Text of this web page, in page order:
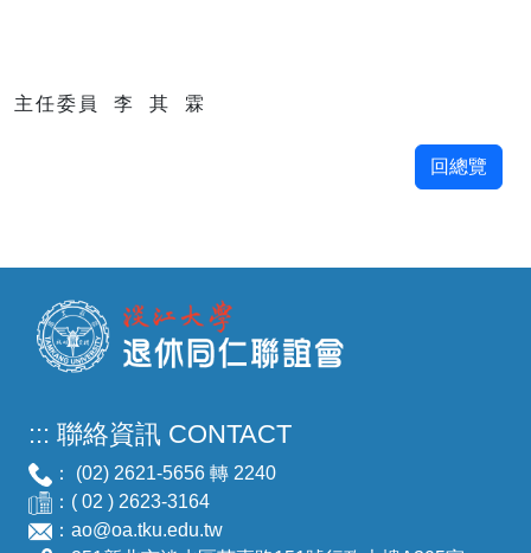
主任委員 李 其 霖
回總覽
::: 聯絡資訊 CONTACT
： (02) 2621-5656 轉 2240
：( 02 ) 2623-3164
： ao@oa.tku.edu.tw